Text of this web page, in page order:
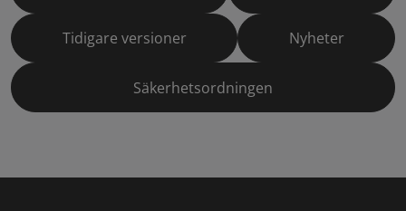
Tidigare versioner Nyheter
Säkerhetsordningen